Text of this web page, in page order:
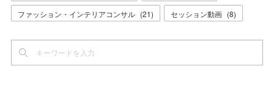
ファッション・インテリアコンサル (21) セッション動画 (8)